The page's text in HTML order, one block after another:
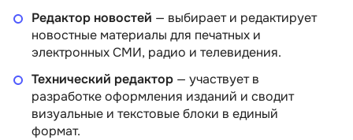
Редактор новостей — выбирает и редактирует
новостные материалы для печатных и
электронных СМИ, радио и телевидения.
Технический редактор — участвует в
разработке оформления изданий и сводит
визуальные и текстовые блоки в единый
формат.